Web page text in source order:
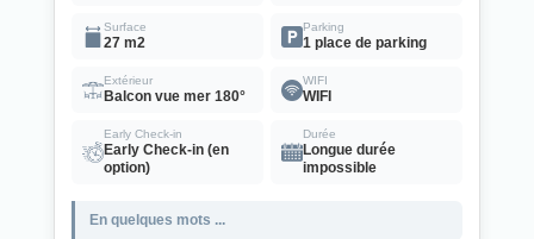
Surface
27 m2
Parking
1 place de parking
Extérieur
Balcon vue mer 180°
WIFI
WIFI
Early Check-in
Early Check-in (en
option)
Durée
Longue durée
impossible
En quelques mots ...